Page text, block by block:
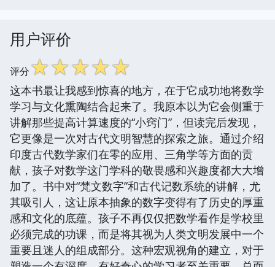
用户评价
评分☆☆☆☆☆
这本书最让我感到惊喜的地方，在于它成功地将数学
学习与文化熏陶结合起来了。我原本以为它会侧重于
讲解那些提高计算速度的“小窍门”，但读完后发现，
它更像是一次对古代文明智慧的探索之旅。通过介绍
印度古代数学家们在零的应用、三角学等方面的贡
献，孩子对数学这门学科的敬畏感和兴趣度都大大增
加了。书中对“梵文数字”和古代记数系统的讲解，尤
其吸引人，这让原本抽象的数字变得有了历史的厚重
感和文化的底蕴。孩子不再仅仅把数学看作是学校里
必须完成的功课，而是将其视为人类文明发展中一个
重要且迷人的组成部分。这种宏观视角的建立，对于